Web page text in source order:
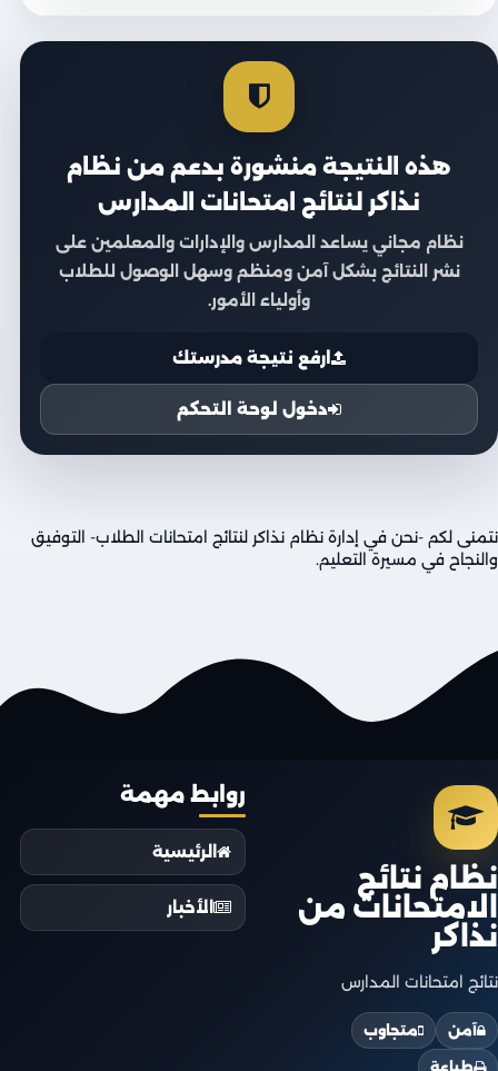
هذه النتيجة منشورة بدعم من نظام
نذاكر لنتائج امتحانات المدارس
نظام مجاني يساعد المدارس والإدارات والمعلمين على
نشر النتائج بشكل آمن ومنظم وسهل الوصول للطلاب
وأولياء الأمور.
ارفع نتيجة مدرستك
دخول لوحة التحكم
نتمنى لكم -نحن في إدارة نظام نذاكر لنتائج امتحانات الطلاب- التوفيق
والنجاح في مسيرة التعليم.
نظام نتائج
الامتحانات من
نذاكر
نتائج امتحانات المدارس
آمن متجاوب
طباعة
روابط مهمة
الرئيسية
الأخبار